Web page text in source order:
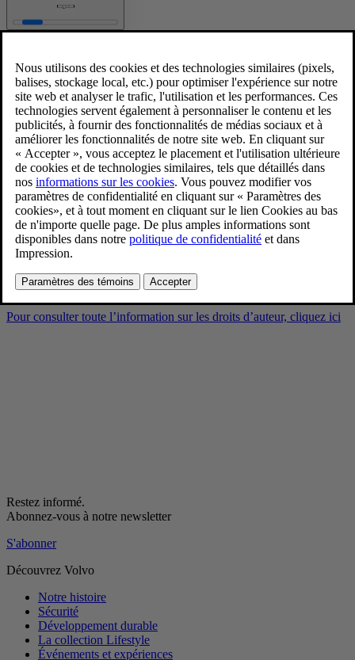
/Images
Volvo EX30 Cross Country –
interior
2/10/2025
Favoris
Partager
Télécharger
Volvo EX30 Cross Country – interior
Pour consulter toute l’information sur les droits d’auteur, cliquez ici